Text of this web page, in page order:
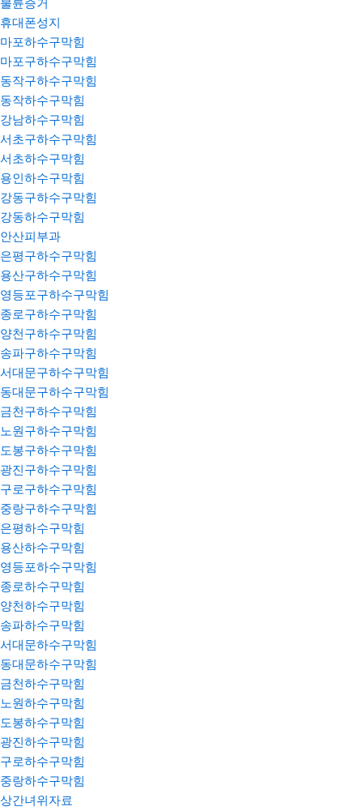
불륜증거
휴대폰성지
마포하수구막힘
마포구하수구막힘
동작구하수구막힘
동작하수구막힘
강남하수구막힘
서초구하수구막힘
서초하수구막힘
용인하수구막힘
강동구하수구막힘
강동하수구막힘
안산피부과
은평구하수구막힘
용산구하수구막힘
영등포구하수구막힘
종로구하수구막힘
양천구하수구막힘
송파구하수구막힘
서대문구하수구막힘
동대문구하수구막힘
금천구하수구막힘
노원구하수구막힘
도봉구하수구막힘
광진구하수구막힘
구로구하수구막힘
중랑구하수구막힘
은평하수구막힘
용산하수구막힘
영등포하수구막힘
종로하수구막힘
양천하수구막힘
송파하수구막힘
서대문하수구막힘
동대문하수구막힘
금천하수구막힘
노원하수구막힘
도봉하수구막힘
광진하수구막힘
구로하수구막힘
중랑하수구막힘
상간녀위자료